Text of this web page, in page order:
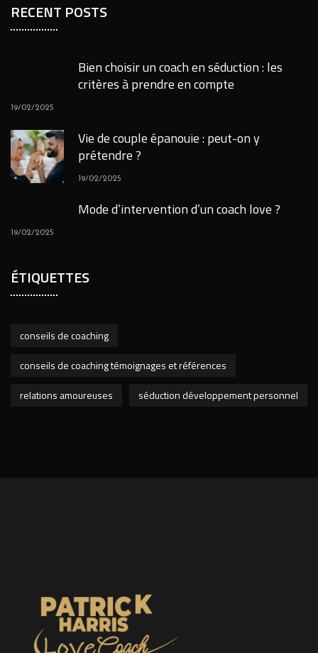
RECENT POSTS
Bien choisir un coach en séduction : les
critères à prendre en compte
19/02/2025
Vie de couple épanouie : peut-on y
prétendre ?
19/02/2025
Mode d’intervention d’un coach love ?
19/02/2025
ÉTIQUETTES
conseils de coaching
conseils de coaching témoignages et références
relations amoureuses
séduction développement personnel